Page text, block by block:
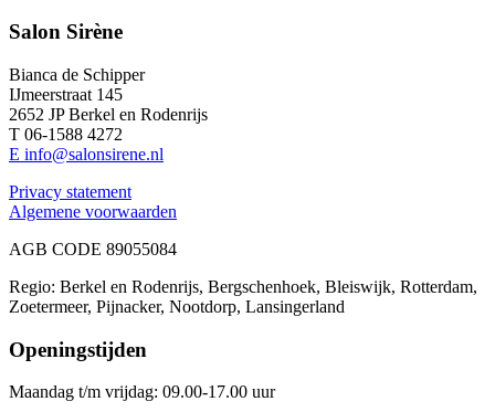
Salon Sirène
Bianca de Schipper
IJmeerstraat 145
2652 JP Berkel en Rodenrijs
T 06-1588 4272
E info@salonsirene.nl
Privacy statement
Algemene voorwaarden
AGB CODE 89055084
Regio: Berkel en Rodenrijs, Bergschenhoek, Bleiswijk, Rotterdam,
Zoetermeer, Pijnacker, Nootdorp, Lansingerland
Openingstijden
Maandag t/m vrijdag: 09.00-17.00 uur